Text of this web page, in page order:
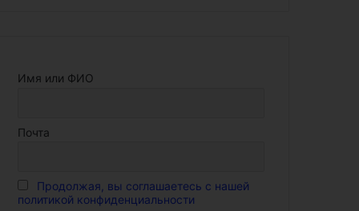
Имя или ФИО
Почта
Продолжая, вы соглашаетесь с нашей
политикой конфиденциальности